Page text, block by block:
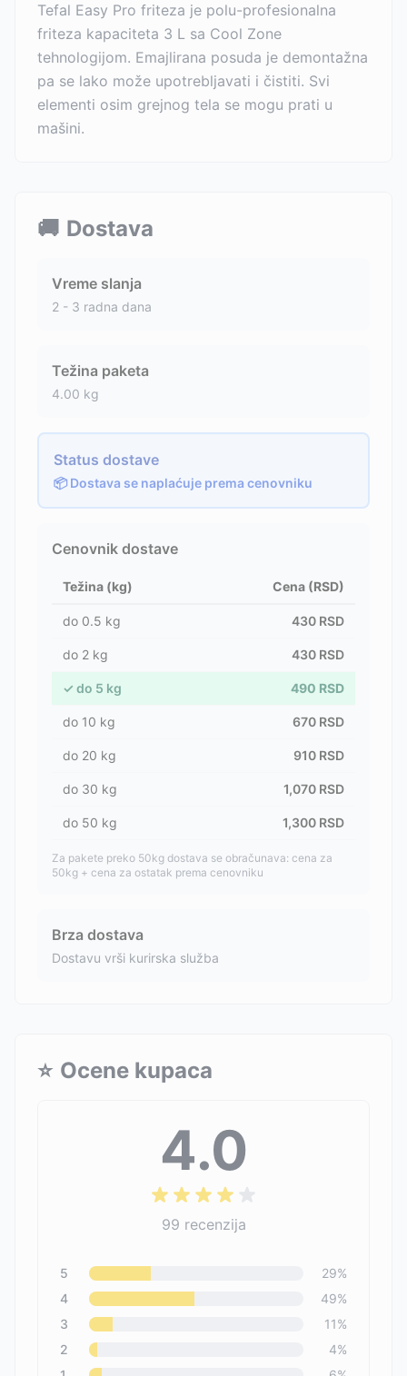
Tefal Easy Pro friteza je polu-profesionalna
friteza kapaciteta 3 L sa Cool Zone
tehnologijom. Emajlirana posuda je demontažna
pa se lako može upotrebljavati i čistiti. Svi
elementi osim grejnog tela se mogu prati u
mašini.
🚚 Dostava
Vreme slanja
2 - 3 radna dana
Težina paketa
4.00 kg
Status dostave
📦 Dostava se naplaćuje prema cenovniku
Cenovnik dostave
Težina (kg) Cena (RSD)
do 0.5 kg 430 RSD
do 2 kg 430 RSD
✓ do 5 kg 490 RSD
do 10 kg 670 RSD
do 20 kg 910 RSD
do 30 kg 1,070 RSD
do 50 kg 1,300 RSD
Za pakete preko 50kg dostava se obračunava: cena za
50kg + cena za ostatak prema cenovniku
Brza dostava
Dostavu vrši kurirska služba
⭐ Ocene kupaca
4.0
99 recenzija
5 29%
4
49%
3
11%
2
4%